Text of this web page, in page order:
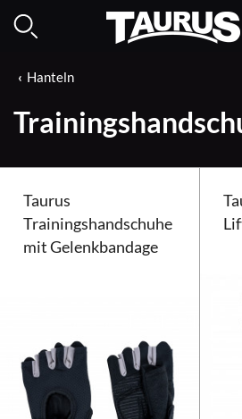
Hanteln
Taurus
Trainingshandschuhe
mit Gelenkbandage